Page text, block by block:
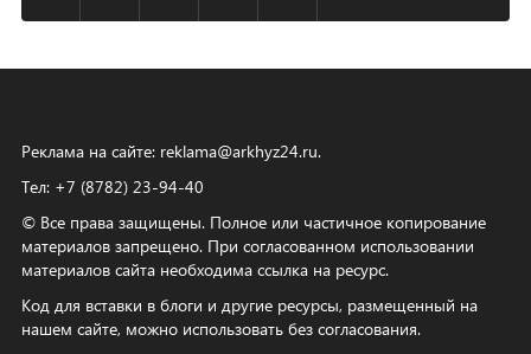
Реклама на сайте: reklama@arkhyz24.ru.
Тел: +7 (8782) 23‑94‑40
© Все права защищены. Полное или частичное копирование
материалов запрещено. При согласованном использовании
материалов сайта необходима ссылка на ресурс.
Код для вставки в блоги и другие ресурсы, размещенный на
нашем сайте, можно использовать без согласования.